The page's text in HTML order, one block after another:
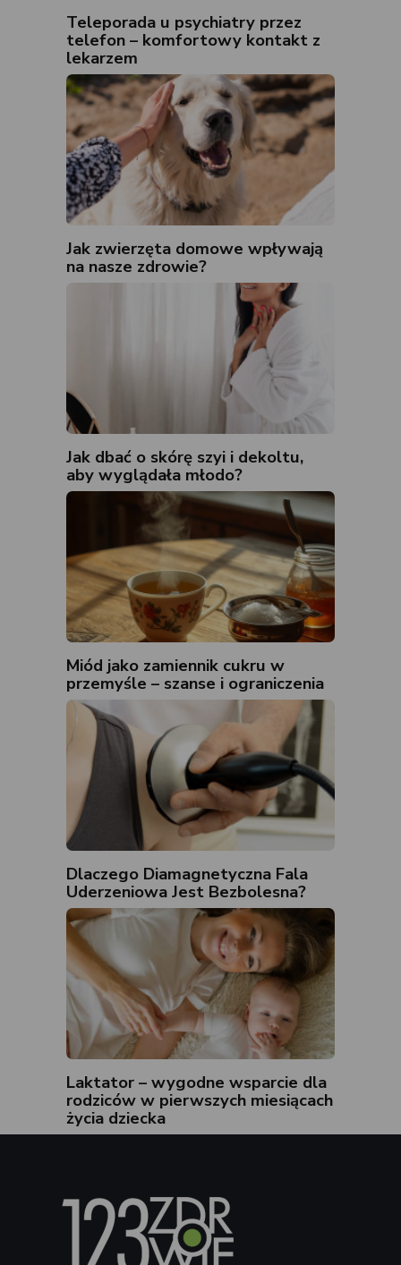
Teleporada u psychiatry przez
telefon – komfortowy kontakt z
lekarzem
Jak zwierzęta domowe wpływają
na nasze zdrowie?
Jak dbać o skórę szyi i dekoltu,
aby wyglądała młodo?
Miód jako zamiennik cukru w
przemyśle – szanse i ograniczenia
Dlaczego Diamagnetyczna Fala
Uderzeniowa Jest Bezbolesna?
Laktator – wygodne wsparcie dla
rodziców w pierwszych miesiącach
życia dziecka